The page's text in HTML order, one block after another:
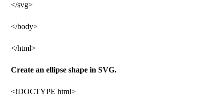
</svg>
</body>
</html>
Create an ellipse shape in SVG.
<!DOCTYPE html>